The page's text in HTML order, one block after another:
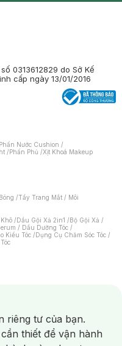
0313612829 do Sở Kế
cấp ngày 13/01/2016
Phấn Nước Cushion /
/Phấn Phủ /Xịt Khoá Makeup
/Tẩy Trang Mắt / Môi
/Dầu Gội Xả 2in1 /Bộ Gội Xả /
/ Dầu Dưỡng Tóc /
Kiểu Tóc /Dụng Cụ Chăm Sóc Tóc /
Xông Hơi /Nước Rửa Tay/
/Bàn Chải Điện/
/ Nước Súc Miệng/
Vệ Sinh/Dưỡng Vùng Kín/
riêng tư của bạn.
thiết để vận hành